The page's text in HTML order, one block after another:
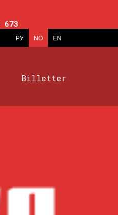
673
EN
NO
РУ
Billetter